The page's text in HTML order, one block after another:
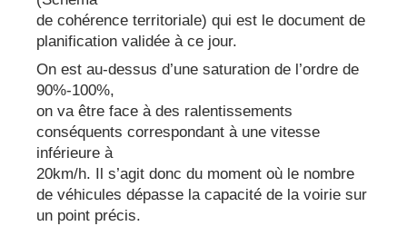
de cohérence territoriale) qui est le document de
planification validée à ce jour.
On est au-dessus d’une saturation de l’ordre de
90%-100%,
on va être face à des ralentissements
conséquents correspondant à une vitesse
inférieure à
20km/h. Il s’agit donc du moment où le nombre
de véhicules dépasse la capacité de la voirie sur
un point précis.